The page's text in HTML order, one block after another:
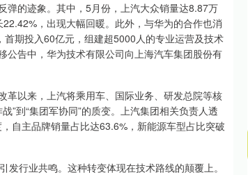
的迹象。其中，5月份，上汽大众销量达8.87万
，出现大幅回暖。此外，与华为的合作也消
期投入60亿元，组建超5000人的专业运营及技术
公告中，华为技术有限公司向上海汽车集团股份有
以来，上汽将乘用车、国际业务、研发总院等核
”到“集团军协同”的质变。上汽集团相关负责人透
自主品牌销量占比达63.6%，新能源车型占比突破
行业共鸣。这种转变体现在技术路线的颠覆上。